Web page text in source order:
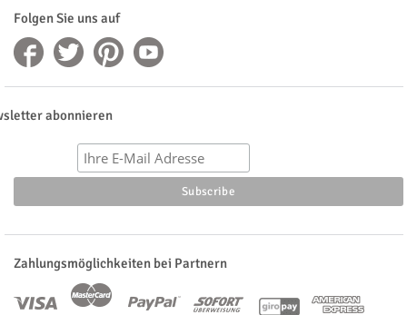
Folgen Sie uns auf
abonnieren
Zahlungsmöglichkeiten bei Partnern